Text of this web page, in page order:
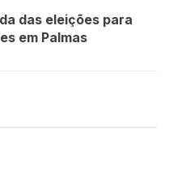
das eleições para
em Palmas